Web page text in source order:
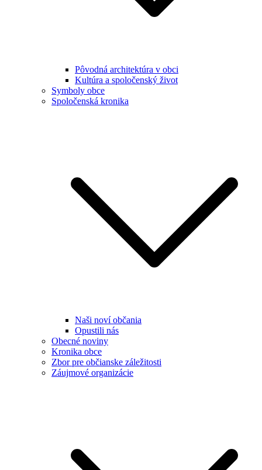
Pôvodná architektúra v obci
Kultúra a spoločenský život
Symboly obce
Spoločenská kronika
Naši noví občania
Opustili nás
Obecné noviny
Kronika obce
Zbor pre občianske záležitosti
Záujmové organizácie